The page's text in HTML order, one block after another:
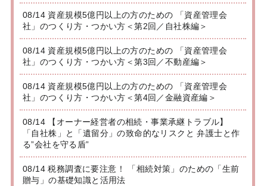
08/14 資産規模5億円以上の方のための 「資産管理会
社」のつくり方・つかい方＜第2回／自社株編＞
08/14 資産規模5億円以上の方のための 「資産管理会
社」のつくり方・つかい方＜第3回／不動産編＞
08/14 資産規模5億円以上の方のための 「資産管理会
社」のつくり方・つかい方＜第4回／金融資産編＞
08/14 【オーナー経営者の相続・事業承継トラブル】
「自社株」と「遺留分」の致命的なリスクと 弁護士と作
る”会社を守る盾”
08/14 税務調査に要注意！ 「相続対策」のための「生前
贈与」の基礎知識と活用法